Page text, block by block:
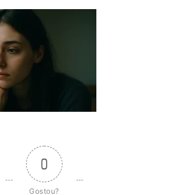
0
Gostou?